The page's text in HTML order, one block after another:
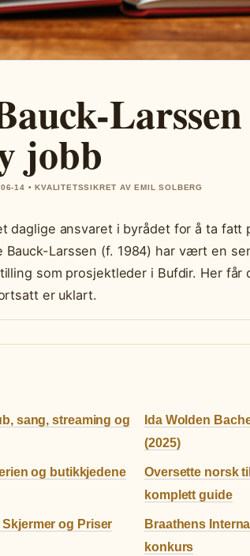
jobb
14 • KVALITETSSIKRET AV EMIL SOLBERG
daglige ansvaret i byrådet for å ta fatt
Larssen (f. 1984) har vært en
som prosjektleder i Bufdir. Her får
er uklart.
sang, streaming og
Ida Wolden
(2025)
og butikkjedene
Oversette norsk
komplett guide
og Priser
Braathens
konkurs